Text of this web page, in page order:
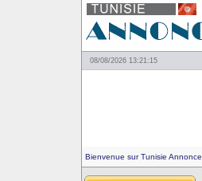
08/08/2026 13:21:15
Bienvenue sur Tunisie Annonce.